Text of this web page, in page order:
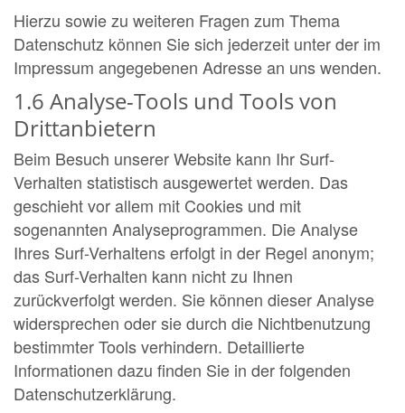
Hierzu sowie zu weiteren Fragen zum Thema
Datenschutz können Sie sich jederzeit unter der im
Impressum angegebenen Adresse an uns wenden.
1.6 Analyse-Tools und Tools von
Drittanbietern
Beim Besuch unserer Website kann Ihr Surf-
Verhalten statistisch ausgewertet werden. Das
geschieht vor allem mit Cookies und mit
sogenannten Analyseprogrammen. Die Analyse
Ihres Surf-Verhaltens erfolgt in der Regel anonym;
das Surf-Verhalten kann nicht zu Ihnen
zurückverfolgt werden. Sie können dieser Analyse
widersprechen oder sie durch die Nichtbenutzung
bestimmter Tools verhindern. Detaillierte
Informationen dazu finden Sie in der folgenden
Datenschutzerklärung.